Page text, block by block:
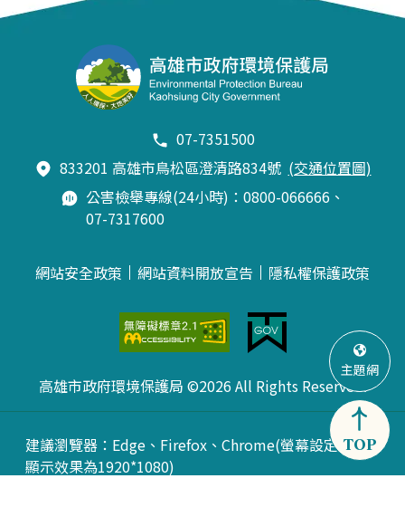
07-7351500
833201 高雄市鳥松區澄清路834號 (交通位置圖)
公害檢舉專線(24小時)：0800-066666、
07-7317600
網站安全政策 網站資料開放宣告 隱私權保護政策
高雄市政府環境保護局 ©2026 All Rights Reserved.
建議瀏覽器：Edge、Firefox、Chrome(螢幕設定最佳
顯示效果為1920*1080)
主題網
TOP